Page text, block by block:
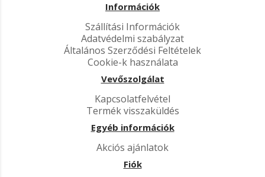
Információk
Szállítási Információk
Adatvédelmi szabályzat
Általános Szerződési Feltételek
Cookie-k használata
Vevőszolgálat
Kapcsolatfelvétel
Termék visszaküldés
Egyéb információk
Akciós ajánlatok
Fiók